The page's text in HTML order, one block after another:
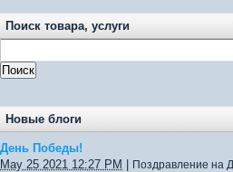
Поиск товара, услуги
Новые блоги
День Победы!
May 25 2021 12:27 PM
Поздравление на